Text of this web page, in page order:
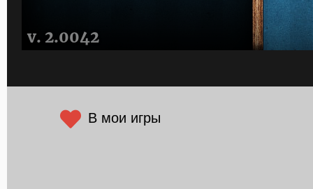
В мои игры